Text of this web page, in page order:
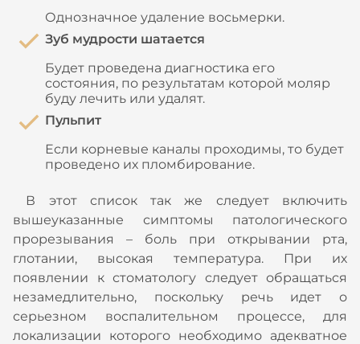
Однозначное удаление восьмерки.
Зуб мудрости шатается
Будет проведена диагностика его
состояния, по результатам которой моляр
буду лечить или удалят.
Пульпит
Если корневые каналы проходимы, то будет
проведено их пломбирование.
В этот список так же следует включить
вышеуказанные симптомы патологического
прорезывания – боль при открывании рта,
глотании, высокая температура. При их
появлении к стоматологу следует обращаться
незамедлительно, поскольку речь идет о
серьезном воспалительном процессе, для
локализации которого необходимо адекватное